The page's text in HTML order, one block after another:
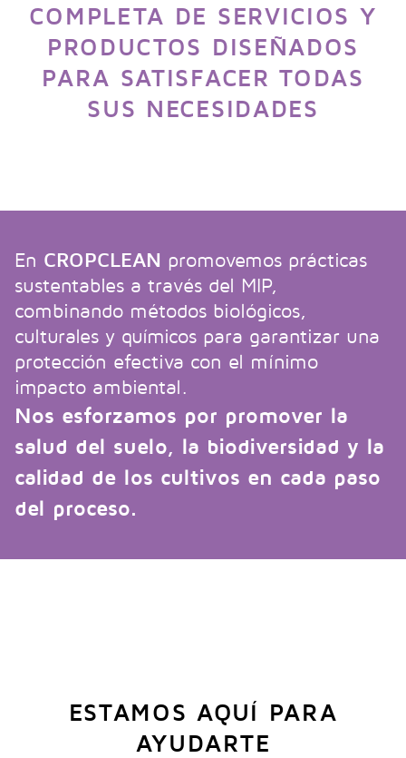
COMPLETA DE SERVICIOS Y
PRODUCTOS DISEÑADOS
PARA SATISFACER TODAS
SUS NECESIDADES
En CROPCLEAN promovemos prácticas
sustentables a través del MIP,
combinando métodos biológicos,
culturales y químicos para garantizar una
protección efectiva con el mínimo
impacto ambiental.
Nos esforzamos por promover la
salud del suelo, la biodiversidad y la
calidad de los cultivos en cada paso
del proceso.
ESTAMOS AQUÍ PARA
AYUDARTE